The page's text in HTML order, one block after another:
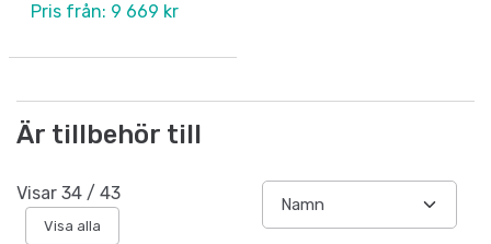
Pris från: 9 669 kr
Är tillbehör till
Visar 34 / 43
Visa alla